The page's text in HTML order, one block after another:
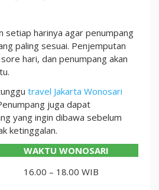
setiap harinya agar penumpang
paling sesuai. Penjemputan
hari, dan penumpang akan
travel Jakarta Wonosari
juga dapat
yang ingin dibawa sebelum
ketinggalan.
WAKTU WONOSARI
16.00 – 18.00 WIB